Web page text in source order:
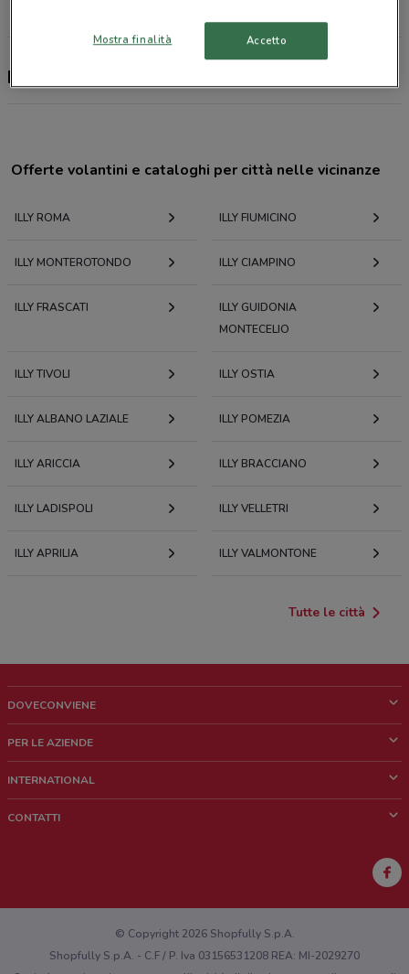
Illy, offerte e negozi
Offerte volantini e cataloghi per città nelle vicinanze
ILLY ROMA ILLY FIUMICINO
ILLY MONTEROTONDO ILLY CIAMPINO
ILLY FRASCATI
ILLY GUIDONIA
MONTECELIO
ILLY TIVOLI ILLY OSTIA
ILLY ALBANO LAZIALE ILLY POMEZIA
ILLY ARICCIA ILLY BRACCIANO
ILLY LADISPOLI ILLY VELLETRI
ILLY APRILIA ILLY VALMONTONE
Tutte le città
DOVECONVIENE
Chi siamo
Lavora con noi
PER LE AZIENDE
Richieste commerciali e marketing
INTERNATIONAL
CONTATTI
Hai un malfunzionamento sul web o sull'app?
© Copyright 2026 Shopfully S.p.A.
Shopfully S.p.A. - C.F / P. Iva 03156531208 REA: MI-2029270
Mostra finalità Accetto